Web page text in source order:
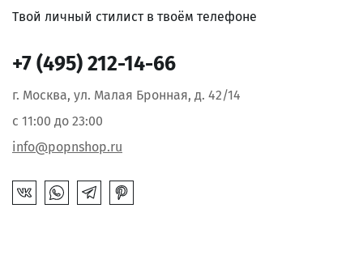
Твой личный стилист в твоём телефоне
+7 (495) 212-14-66
г. Москва, ул. Малая Бронная, д. 42/14
с 11:00 до 23:00
info@popnshop.ru